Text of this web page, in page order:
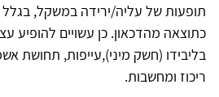
תופעות של עליה/ירידה במשקל, בגלל
כתוצאה מהדכאון. כן עשויים להופיע
בליבידו (חשק מיני),עייפות, תחושת
ריכוז ומחשבות.